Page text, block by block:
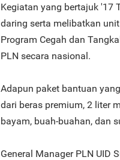
Kegiatan yang bertajuk '17
daring serta melibatkan
Program Cegah dan
PLN secara nasional.
Adapun paket bantuan
dari beras premium, 2 liter
bayam, buah-buahan, dan
General Manager PLN UID